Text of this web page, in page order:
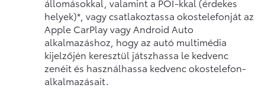
helyek)*, vagy csatlakoztassa okostelefonját az
Apple CarPlay vagy Android Auto
alkalmazáshoz, hogy az autó multimédia
kijelzőjén keresztül játszhassa le kedvenc
zenéit és használhassa kedvenc okostelefon-
alkalmazásait.